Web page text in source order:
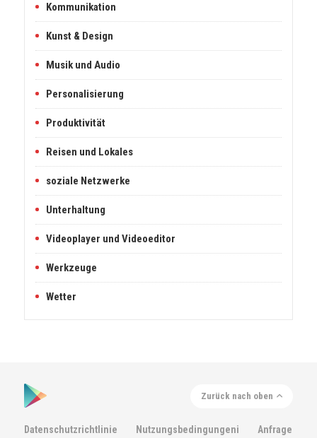
Kommunikation
Kunst & Design
Musik und Audio
Personalisierung
Produktivität
Reisen und Lokales
soziale Netzwerke
Unterhaltung
Videoplayer und Videoeditor
Werkzeuge
Wetter
Datenschutzrichtlinie Nutzungsbedingungeni Anfrage
Zurück nach oben